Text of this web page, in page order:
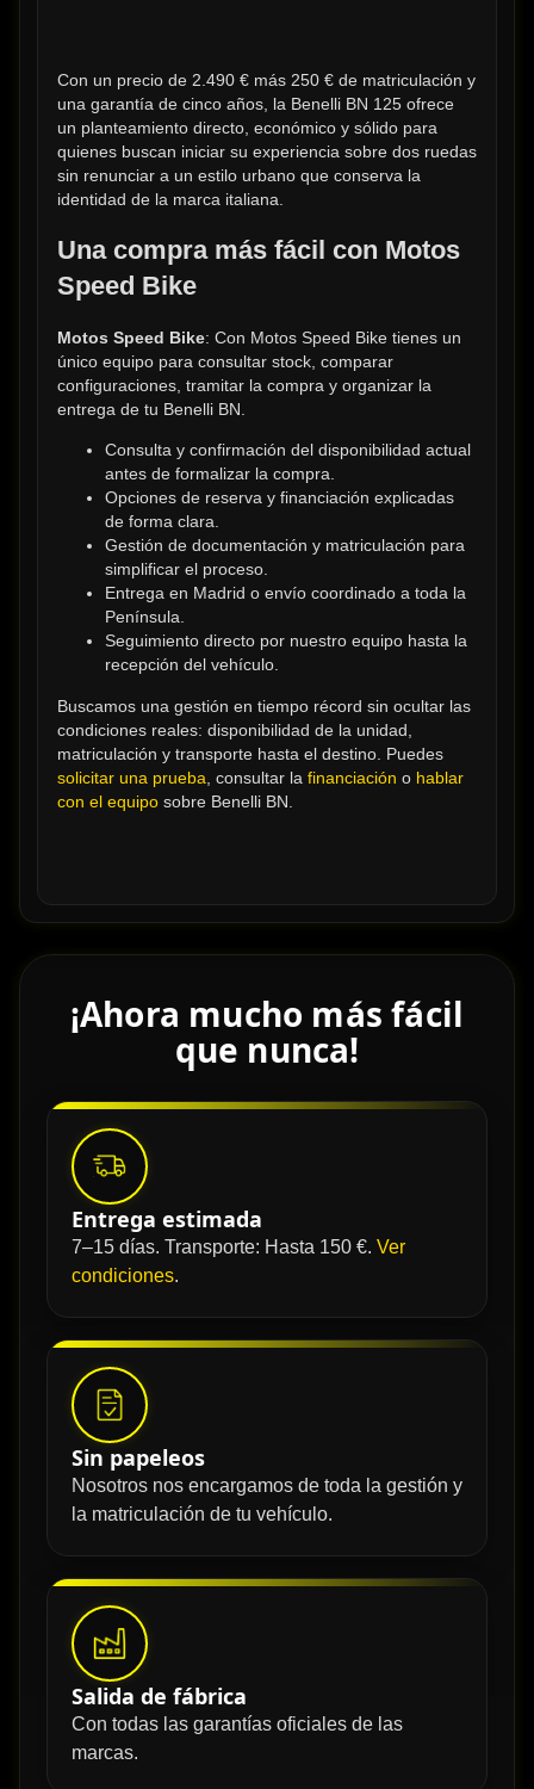
Con un precio de 2.490 € más 250 € de matriculación y
una garantía de cinco años, la Benelli BN 125 ofrece
un planteamiento directo, económico y sólido para
quienes buscan iniciar su experiencia sobre dos ruedas
sin renunciar a un estilo urbano que conserva la
identidad de la marca italiana.
Una compra más fácil con Motos
Speed Bike
Motos Speed Bike: Con Motos Speed Bike tienes un
único equipo para consultar stock, comparar
configuraciones, tramitar la compra y organizar la
entrega de tu Benelli BN.
Consulta y confirmación del disponibilidad actual
antes de formalizar la compra.
Opciones de reserva y financiación explicadas
de forma clara.
Gestión de documentación y matriculación para
simplificar el proceso.
Entrega en Madrid o envío coordinado a toda la
Península.
Seguimiento directo por nuestro equipo hasta la
recepción del vehículo.
Buscamos una gestión en tiempo récord sin ocultar las
condiciones reales: disponibilidad de la unidad,
solicitar una prueba , consultar la financiación o hablar
con el equipo sobre Benelli BN.
¡Ahora mucho más fácil
que nunca!
Entrega estimada
7–15 días. Transporte: Hasta 150 €. Ver
condiciones.
Sin papeleos
Nosotros nos encargamos de toda la gestión y
la matriculación de tu vehículo.
Salida de fábrica
Con todas las garantías oficiales de las
marcas.